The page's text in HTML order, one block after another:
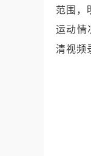
范围，
运动情
清视频